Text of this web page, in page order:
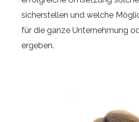
sicherstellen und welche
für die ganze Unternehmung
ergeben.